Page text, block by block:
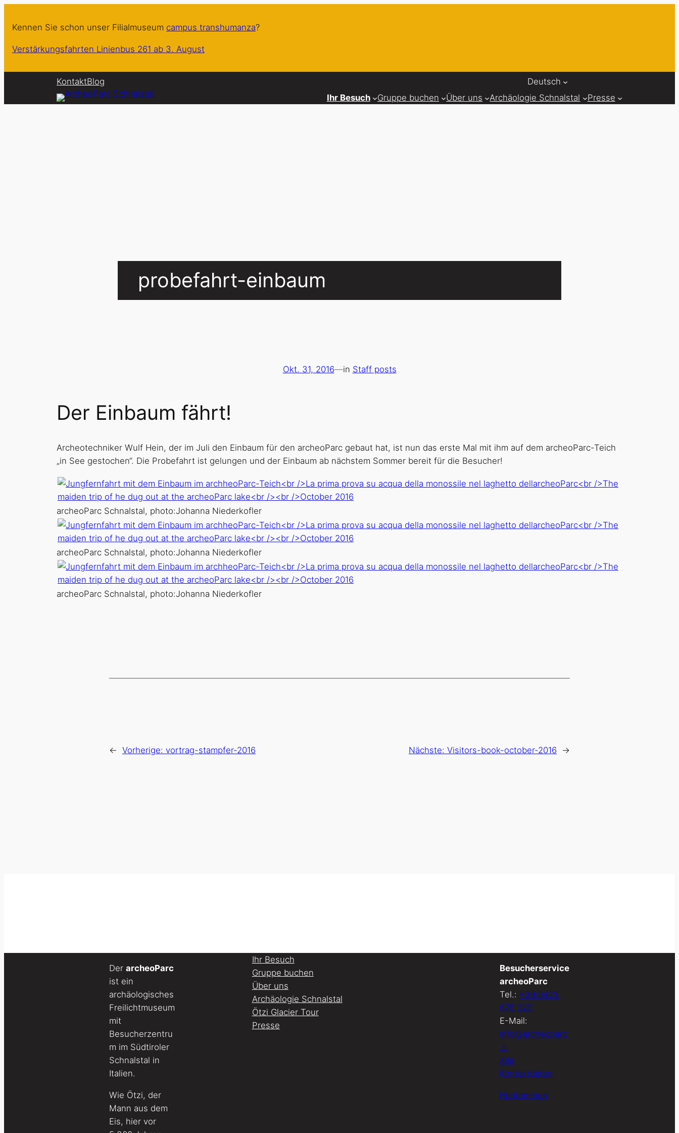
Inhalt
Kennen Sie schon unser Filialmuseum campus transhumanza?
Verstärkungsfahrten Linienbus 261 ab 3. August
KontaktBlog
Deutsch
Ihr Besuch
Gruppe buchen Über uns Archäologie Schnalstal Presse
probefahrt-einbaum
Okt. 31, 2016—in Staff posts
Der Einbaum fährt!
Archeotechniker Wulf Hein, der im Juli den Einbaum für den archeoParc gebaut hat, ist nun das erste Mal mit ihm auf dem archeoParc-Teich
„in See gestochen“. Die Probefahrt ist gelungen und der Einbaum ab nächstem Sommer bereit für die Besucher!
archeoParc Schnalstal, photo:Johanna Niederkofler
archeoParc Schnalstal, photo:Johanna Niederkofler
archeoParc Schnalstal, photo:Johanna Niederkofler
← Vorherige: vortrag-stampfer-2016 Nächste: Visitors-book-october-2016 →
Der archeoParc
ist ein
archäologisches
Freilichtmuseum
mit
Besucherzentru
m im Südtiroler
Schnalstal in
Italien.
Wie Ötzi, der
Mann aus dem
Eis, hier vor
Ihr Besuch
Gruppe buchen
Über uns
Archäologie Schnalstal
Ötzi Glacier Tour
Presse
Besucherservice
archeoParc
Tel.: +39 0473
676 020
E-Mail:
info@archeoparc
.it
Alle
Kontaktdaten
Herkommen